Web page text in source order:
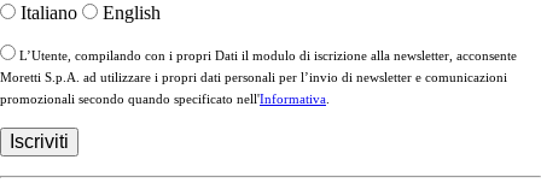
Italiano English
L’Utente, compilando con i propri Dati il modulo di iscrizione alla newsletter, acconsente
Moretti S.p.A. ad utilizzare i propri dati personali per l’invio di newsletter e comunicazioni
promozionali secondo quando specificato nell'Informativa